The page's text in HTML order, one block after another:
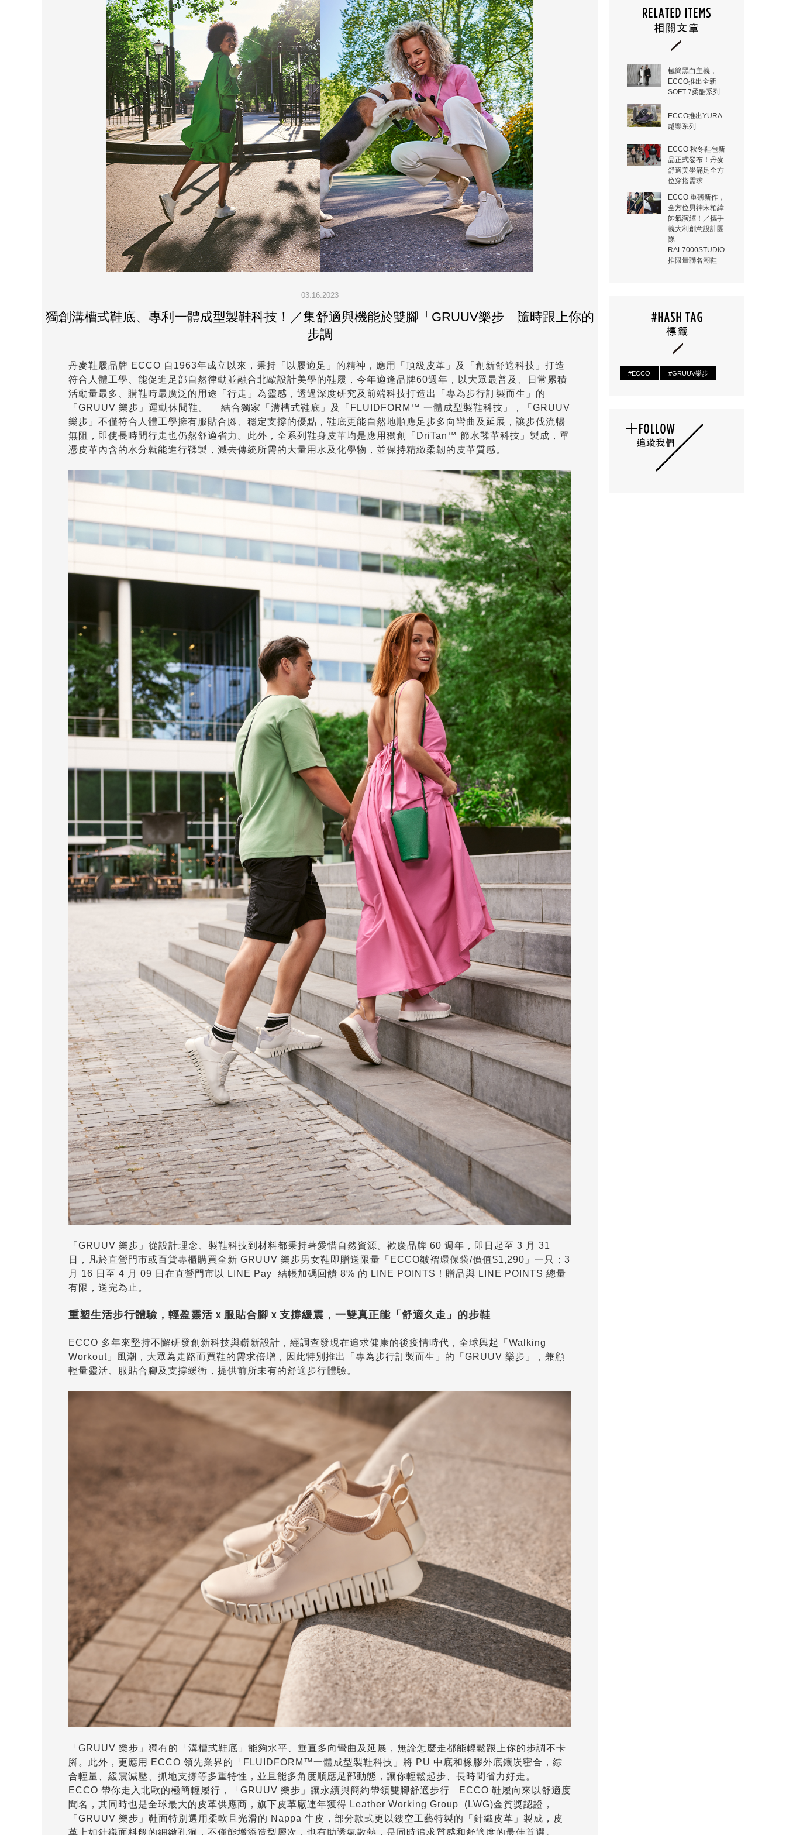
極簡黑白主義，
ECCO推出全新
SOFT 7柔酷系列
ECCO推出YURA
越樂系列
ECCO 秋冬鞋包新
品正式發布！丹麥
舒適美學滿足全方
位穿搭需求
ECCO 重磅新作，
全方位男神宋柏緯
帥氣演繹！／攜手
義大利創意設計團
隊
RAL7000STUDIO
推限量聯名潮鞋
#ECCO #GRUUV樂步
03.16.2023
獨創溝槽式鞋底、專利一體成型製鞋科技！／集舒適與機能於雙腳「GRUUV樂步」隨時跟上你的
步調
丹麥鞋履品牌 ECCO 自1963年成立以來，秉持「以履適足」的精神，應用「頂級皮革」及「創新舒適科技」打造
符合人體工學、能促進足部自然律動並融合北歐設計美學的鞋履，今年適逢品牌60週年，以大眾最普及、日常累積
活動量最多、購鞋時最廣泛的用途「行走」為靈感，透過深度研究及前端科技打造出「專為步行訂製而生」的
「GRUUV 樂步」運動休閒鞋。 結合獨家「溝槽式鞋底」及「FLUIDFORM™ 一體成型製鞋科技」，「GRUUV
樂步」不僅符合人體工學擁有服貼合腳、穩定支撐的優點，鞋底更能自然地順應足步多向彎曲及延展，讓步伐流暢
無阻，即使長時間行走也仍然舒適省力。此外，全系列鞋身皮革均是應用獨創「DriTan™ 節水鞣革科技」製成，單
憑皮革內含的水分就能進行鞣製，減去傳統所需的大量用水及化學物，並保持精緻柔韌的皮革質感。
「GRUUV 樂步」從設計理念、製鞋科技到材料都秉持著愛惜自然資源。歡慶品牌 60 週年，即日起至 3 月 31
日，凡於直營門市或百貨專櫃購買全新 GRUUV 樂步男女鞋即贈送限量「ECCO皺褶環保袋/價值$1,290」一只；3
月 16 日至 4 月 09 日在直營門市以 LINE Pay 結帳加碼回饋 8% 的 LINE POINTS！贈品與 LINE POINTS 總量
有限，送完為止。
重塑生活步行體驗，輕盈靈活ｘ服貼合腳ｘ支撐緩震，一雙真正能「舒適久走」的步鞋
ECCO 多年來堅持不懈研發創新科技與嶄新設計，經調查發現在追求健康的後疫情時代，全球興起「Walking
Workout」風潮，大眾為走路而買鞋的需求倍增，因此特別推出「專為步行訂製而生」的「GRUUV 樂步」，兼顧
輕量靈活、服貼合腳及支撐緩衝，提供前所未有的舒適步行體驗。
「GRUUV 樂步」獨有的「溝槽式鞋底」能夠水平、垂直多向彎曲及延展，無論怎麼走都能輕鬆跟上你的步調不卡
腳。此外，更應用 ECCO 領先業界的「FLUIDFORM™一體成型製鞋科技」將 PU 中底和橡膠外底鑲崁密合，綜
合輕量、緩震減壓、抓地支撐等多重特性，並且能多角度順應足部動態，讓你輕鬆起步、長時間省力好走。
ECCO 帶你走入北歐的極簡輕履行，「GRUUV 樂步」讓永續與簡約帶領雙腳舒適步行 ECCO 鞋履向來以舒適度
聞名，其同時也是全球最大的皮革供應商，旗下皮革廠連年獲得 Leather Working Group (LWG)金質獎認證，
「GRUUV 樂步」鞋面特別選用柔軟且光滑的 Nappa 牛皮，部分款式更以鏤空工藝特製的「針織皮革」製成，皮
革上如針織面料般的細緻孔洞，不僅能增添造型層次，也有助透氣散熱，是同時追求質感和舒適度的最佳首選。